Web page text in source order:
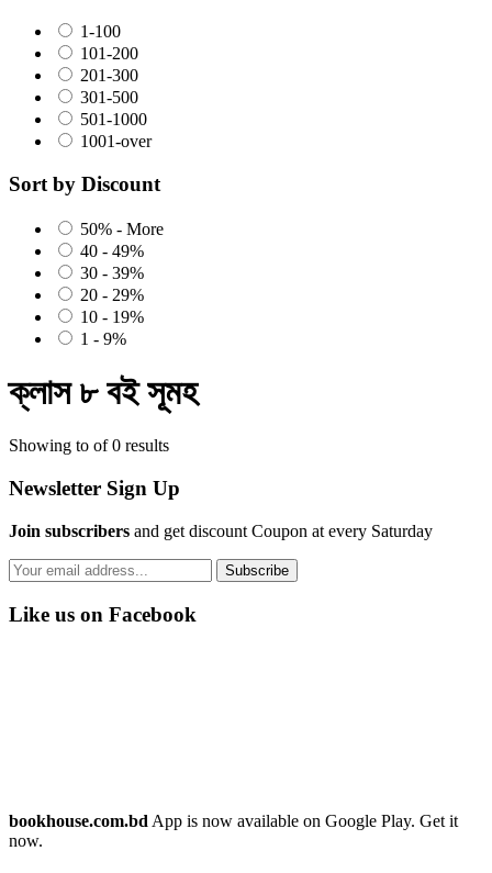
1-100
101-200
201-300
301-500
501-1000
1001-over
Sort by Discount
50% - More
40 - 49%
30 - 39%
20 - 29%
10 - 19%
1 - 9%
ক্লাস ৮ বই সূমহ
Showing to of 0 results
Newsletter Sign Up
Join subscribers and get discount Coupon at every Saturday
Subscribe
Like us on Facebook
bookhouse.com.bd App is now available on Google Play. Get it
now.